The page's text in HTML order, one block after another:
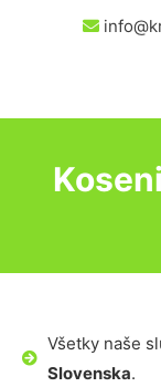
Všetky naše
Slovenska.